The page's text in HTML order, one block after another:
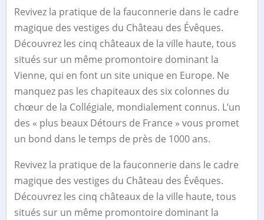
Revivez la pratique de la fauconnerie dans le cadre
magique des vestiges du Château des Évêques.
Découvrez les cinq châteaux de la ville haute, tous
situés sur un même promontoire dominant la
Vienne, qui en font un site unique en Europe. Ne
manquez pas les chapiteaux des six colonnes du
chœur de la Collégiale, mondialement connus. L’un
des « plus beaux Détours de France » vous promet
un bond dans le temps de près de 1000 ans.
Revivez la pratique de la fauconnerie dans le cadre
magique des vestiges du Château des Évêques.
Découvrez les cinq châteaux de la ville haute, tous
situés sur un même promontoire dominant la